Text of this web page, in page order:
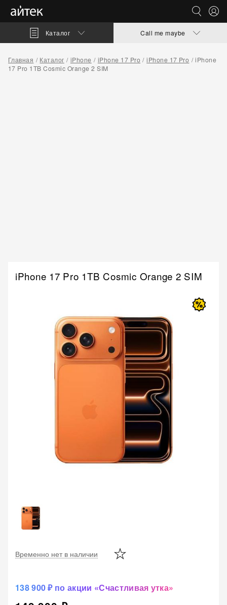
Call me maybe
Главная Каталог iPhone iPhone 17 Pro iPhone 17 Pro
iPhone
17 Pro 1TB Cosmic Orange 2 SIM
Каталог
iPhone 17 Pro 1TB Cosmic Orange 2 SIM
Временно нет в наличии
138 900 ₽ по акции «Счастливая утка»